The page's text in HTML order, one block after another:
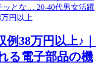
38万円以上♪｜
る電子部品の機